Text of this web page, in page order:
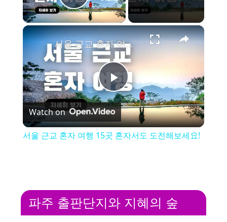
Play Video
×
P
l
V
서울 근교 혼자 여행 15곳 혼자서도 도전해보세요!
Watch on
서울 근교 혼자 여행 15곳 혼자서도 도전해보세요!
파주 출판단지와 지혜의 숲